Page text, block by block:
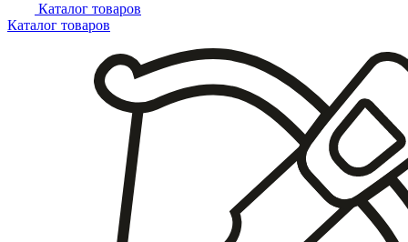
Каталог товаров
Каталог товаров